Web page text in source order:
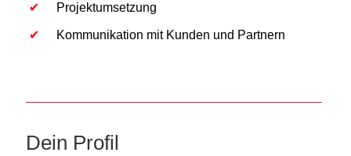
Projektumsetzung
Kommunikation mit Kunden und Partnern
Dein Profil